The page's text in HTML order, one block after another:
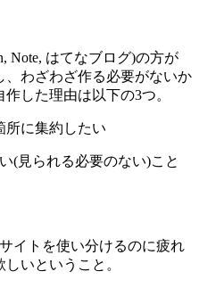
Note, はてなブログ)の方が
わざわざ作る必要がないか
した理由は以下の3つ。
所に集約したい
(見られる必要のない)こと
イトを使い分けるのに疲れ
いということ。